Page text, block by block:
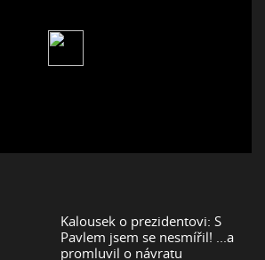
Kalousek o prezidentovi: S
Pavlem jsem se nesmířil! ...a
promluvil o návratu